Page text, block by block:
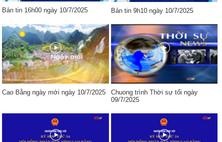
Bản tin 16h00 ngày 10/7/2025 Bản tin 9h10 ngày 10/7/2025
Cao Bằng ngày mới ngày 10/7/2025
Chuong trình Thời sự tối ngày
09/7/2025